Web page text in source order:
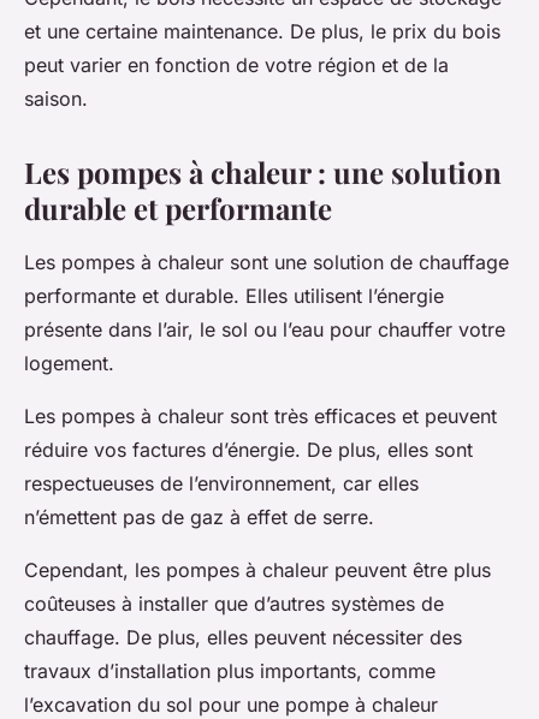
et une certaine maintenance. De plus, le prix du bois
peut varier en fonction de votre région et de la
saison.
Les pompes à chaleur : une solution
durable et performante
Les pompes à chaleur sont une solution de chauffage
performante et durable. Elles utilisent l’énergie
présente dans l’air, le sol ou l’eau pour chauffer votre
logement.
Les pompes à chaleur sont très efficaces et peuvent
réduire vos factures d’énergie. De plus, elles sont
respectueuses de l’environnement, car elles
n’émettent pas de gaz à effet de serre.
Cependant, les pompes à chaleur peuvent être plus
coûteuses à installer que d’autres systèmes de
chauffage. De plus, elles peuvent nécessiter des
travaux d’installation plus importants, comme
l’excavation du sol pour une pompe à chaleur